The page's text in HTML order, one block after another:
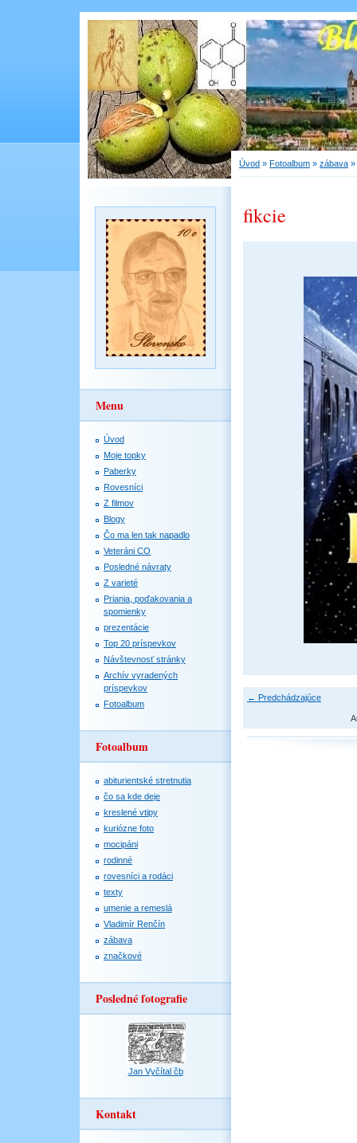
Menu
Úvod
Moje topky
Paberky
Rovesníci
Z filmov
Blogy
Čo ma len tak napadlo
Veteráni CO
Posledné návraty
Z varieté
Priania, poďakovania a
spomienky
prezentácie
Top 20 príspevkov
Návštevnosť stránky
Archív vyradených
príspevkov
Fotoalbum
Fotoalbum
abiturientské stretnutia
čo sa kde deje
kreslené vtipy
kuriózne foto
mocipáni
rodinné
rovesníci a rodáci
texty
umenie a remeslá
Vladimír Renčín
zábava
značkové
Posledné fotografie
Jan Vyčítal čb
Kontakt
Úvod » Fotoalbum » zábava »
fikcie
← Predchádzajúce